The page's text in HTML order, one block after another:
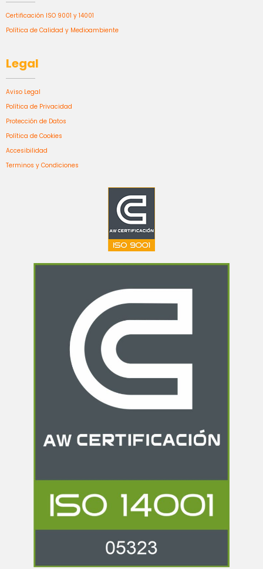
Certificación ISO 9001 y 14001
Política de Calidad y Medioambiente
Legal
Aviso Legal
Política de Privacidad
Protección de Datos
Política de Cookies
Accesibilidad
Terminos y Condiciones